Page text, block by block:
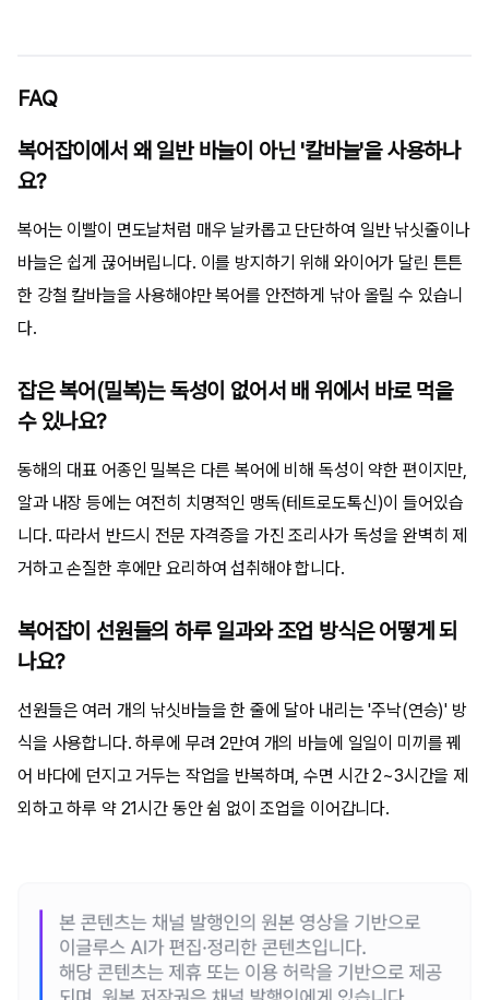
FAQ
복어잡이에서 왜 일반 바늘이 아닌 '칼바늘'을 사용하나
요?
복어는 이빨이 면도날처럼 매우 날카롭고 단단하여 일반 낚싯줄이나
바늘은 쉽게 끊어버립니다. 이를 방지하기 위해 와이어가 달린 튼튼
한 강철 칼바늘을 사용해야만 복어를 안전하게 낚아 올릴 수 있습니
다.
잡은 복어(밀복)는 독성이 없어서 배 위에서 바로 먹을
수 있나요?
동해의 대표 어종인 밀복은 다른 복어에 비해 독성이 약한 편이지만,
알과 내장 등에는 여전히 치명적인 맹독(테트로도톡신)이 들어있습
니다. 따라서 반드시 전문 자격증을 가진 조리사가 독성을 완벽히 제
거하고 손질한 후에만 요리하여 섭취해야 합니다.
복어잡이 선원들의 하루 일과와 조업 방식은 어떻게 되
나요?
선원들은 여러 개의 낚싯바늘을 한 줄에 달아 내리는 '주낙(연승)' 방
식을 사용합니다. 하루에 무려 2만여 개의 바늘에 일일이 미끼를 꿰
어 바다에 던지고 거두는 작업을 반복하며, 수면 시간 2~3시간을 제
외하고 하루 약 21시간 동안 쉼 없이 조업을 이어갑니다.